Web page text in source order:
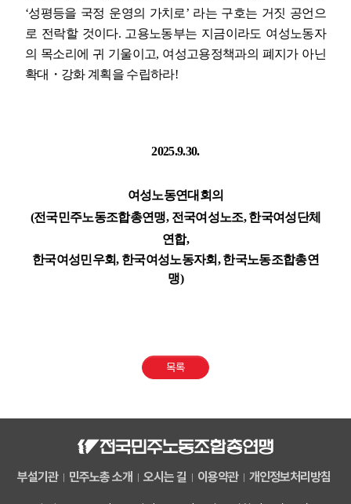
‘성평등을 국정 운영의 가치로’ 라는 구호는 거짓 공언으
로 전락할 것이다. 고용노동부는 지금이라도 여성노동자
의 목소리에 귀 기울이고, 여성고용정책과의 폐지가 아닌
확대 ・ 강화 계획을 수립하라!
2025.9.30.
여성노동연대회의
(전국민주노동조합총연맹, 전국여성노조,한국여성단체
연합,
한국여성민우회, 한국여성노동자회,한국노동조합총연
맹)
목록
부설기관 민주노총 소개 오시는 길 이용약관 개인정보처리방침